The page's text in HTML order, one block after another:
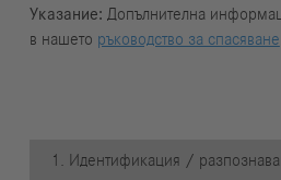
Указание: Допълнителна
в нашето ръководство за спасяване
1. Идентификация /